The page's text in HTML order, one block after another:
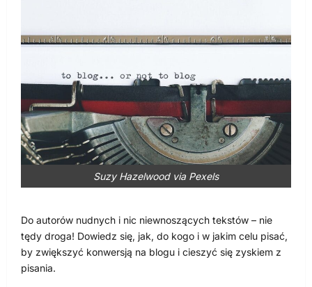
Suzy Hazelwood via Pexels
Do autorów nudnych i nic niewnoszących tekstów – nie
tędy droga! Dowiedz się, jak, do kogo i w jakim celu pisać,
by zwiększyć konwersją na blogu i cieszyć się zyskiem z
pisania.